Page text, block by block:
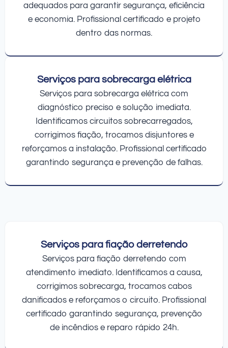
adequados para garantir segurança, eficiência
e economia. Profissional certificado e projeto
dentro das normas.
Serviços para sobrecarga elétrica
Serviços para sobrecarga elétrica com
diagnóstico preciso e solução imediata.
Identificamos circuitos sobrecarregados,
corrigimos fiação, trocamos disjuntores e
reforçamos a instalação. Profissional certificado
garantindo segurança e prevenção de falhas.
Serviços para fiação derretendo
Serviços para fiação derretendo com
atendimento imediato. Identificamos a causa,
corrigimos sobrecarga, trocamos cabos
danificados e reforçamos o circuito. Profissional
certificado garantindo segurança, prevenção
de incêndios e reparo rápido 24h.